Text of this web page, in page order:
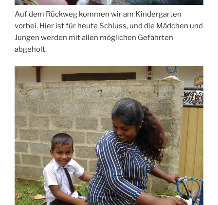
Auf dem Rückweg kommen wir am Kindergarten
vorbei. Hier ist für heute Schluss, und die Mädchen und
Jungen werden mit allen möglichen Gefährten
abgeholt.